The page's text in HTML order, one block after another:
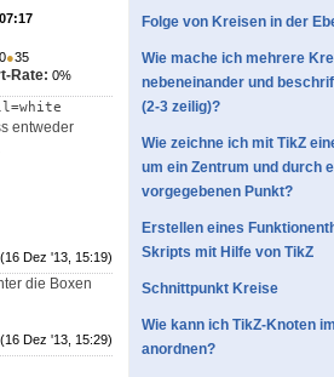
●35
Rate: 0%
entweder
(16 Dez '13, 15:19)
die Boxen
(16 Dez '13, 15:29)
Folge von Kreisen in der
Wie mache ich mehrere
nebeneinander und
(2-3 zeilig)?
Wie zeichne ich mit TikZ
um ein Zentrum und durch
vorgegebenen Punkt?
Erstellen eines
Skripts mit Hilfe von TikZ
Schnittpunkt Kreise
Wie kann ich TikZ-Knoten
anordnen?